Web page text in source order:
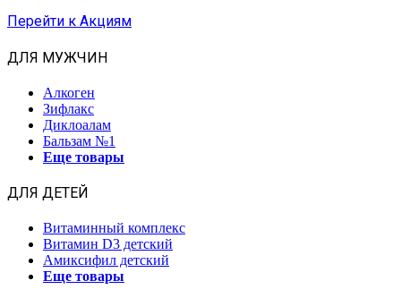
Перейти к Акциям
ДЛЯ МУЖЧИН
Алкоген
Зифлакс
Диклоалам
Бальзам №1
Еще товары
ДЛЯ ДЕТЕЙ
Витаминный комплекс
Витамин D3 детский
Амиксифил детский
Еще товары